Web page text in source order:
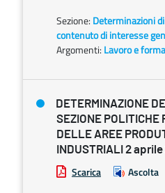
Sezione: Determinazioni
contenuto di interesse
Argomenti: Lavoro e
DETERMINAZIONE
SEZIONE POLITICHE
DELLE AREE
INDUSTRIALI 2 aprile
Scarica Ascolta